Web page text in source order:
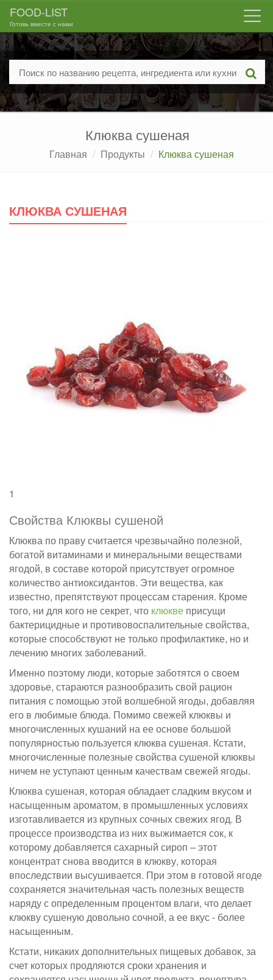
FOOD-LIST
Готовь вместе с нами
Клюква сушеная
Главная Продукты Клюква сушеная
КЛЮКВА СУШЕНАЯ
1
Свойства Клюквы сушеной
Клюква по праву считается чрезвычайно полезной,
богатой витаминами и минеральными веществами
ягодой, в составе которой присутствует огромное
количество антиоксидантов. Эти вещества, как
известно, препятствуют процессам старения. Кроме
того, ни для кого не секрет, что клюкве присущи
бактерицидные и противовоспалительные свойства,
которые способствуют не только профилактике, но и
лечению многих заболеваний.
Именно поэтому люди, которые заботятся о своем
здоровье, стараются разнообразить свой рацион
питания с помощью этой волшебной ягоды, добавляя
его в любимые блюда. Помимо свежей клюквы и
многочисленных кушаний на ее основе большой
популярностью пользуется клюква сушеная. Кстати,
многочисленные полезные свойства сушеной клюквы
ничем не уступают ценным качествам свежей ягоды.
Клюква сушеная, которая обладает сладким вкусом и
насыщенным ароматом, в промышленных условиях
изготавливается из крупных сочных свежих ягод. В
процессе производства из них выжимается сок, к
которому добавляется сахарный сироп – этот
концентрат снова вводится в клюкву, которая
впоследствии высушивается. При этом в готовой ягоде
сохраняется значительная часть полезных веществ
наряду с определенным процентом влаги, что делает
клюкву сушеную довольно сочной, а ее вкус - более
насыщенным.
Кстати, никаких дополнительных пищевых добавок, за
счет которых продляются сроки хранения и